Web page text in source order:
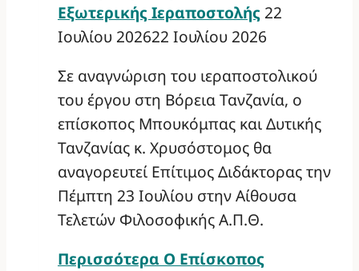
Εξωτερικής Ιεραποστολής 22
Ιουλίου 202622 Ιουλίου 2026
Σε αναγνώριση του ιεραποστολικού
του έργου στη Βόρεια Τανζανία, ο
επίσκοπος Μπουκόμπας και Δυτικής
Τανζανίας κ. Χρυσόστομος θα
αναγορευτεί Επίτιμος Διδάκτορας την
Πέμπτη 23 Ιουλίου στην Αίθουσα
Τελετών Φιλοσοφικής Α.Π.Θ.
Περισσότερα Ο Επίσκοπος